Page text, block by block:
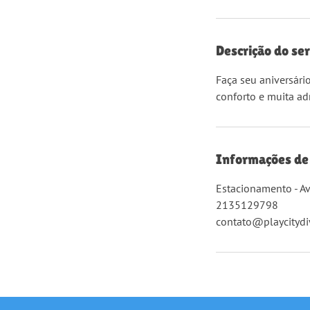
Descrição do
Faça seu
conforto e muita
Informações
Estacionamento -
2135129798